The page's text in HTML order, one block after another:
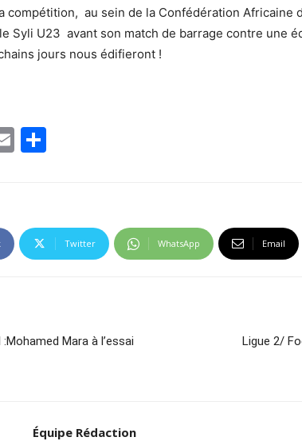
compétition, au sein de la Confédération Africaine
Syli U23 avant son match de barrage contre une
jours nous édifieront !
Email
Twitter WhatsApp Email
Mara à l’essai
Ligue 2/
Équipe Rédaction